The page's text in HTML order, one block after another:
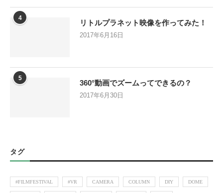
4
リトルプラネット映像を作ってみた！
2017年6月16日
5
360°動画でズームってできるの？
2017年6月30日
タグ
#FILMFESTIVAL #VR CAMERA COLUMN DIY DOME